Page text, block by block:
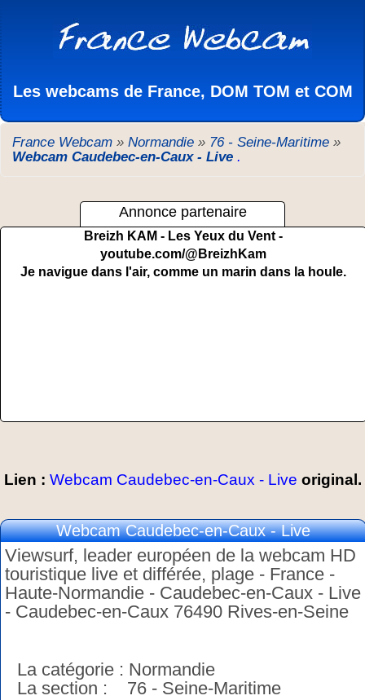
Les webcams de France, DOM TOM et COM
France Webcam » Normandie » 76 - Seine-Maritime »
Webcam Caudebec-en-Caux - Live .
Annonce partenaire
Breizh KAM - Les Yeux du Vent -
youtube.com/@BreizhKam
Je navigue dans l'air, comme un marin dans la houle.
Lien : Webcam Caudebec-en-Caux - Live original.
Webcam Caudebec-en-Caux - Live
Viewsurf, leader européen de la webcam HD
touristique live et différée, plage - France -
Haute-Normandie - Caudebec-en-Caux - Live
- Caudebec-en-Caux 76490 Rives-en-Seine
La catégorie : Normandie
La section : 76 - Seine-Maritime